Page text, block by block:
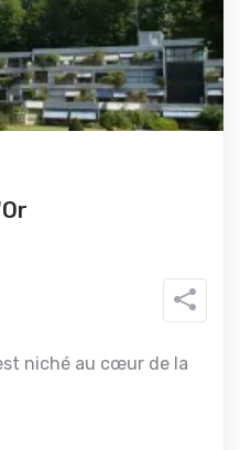
niché au cœur de la